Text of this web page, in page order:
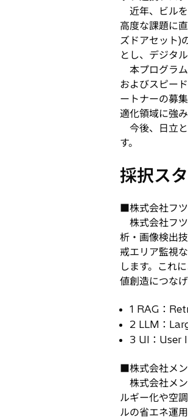
タ
で
開
く
近年、ビルを
高度な課題に
ズドアセット)
とし、デジタ
本プログラ
およびスピー
ートナーの募
適化領域に強
今後、日立と
す。
採択ス
■株式会社フ
株式会社フ
析・画像検出
戒エリア監視
します。これ
値創造につなげ
1 RAG：
2 LLM：
3 UI：User
■株式会社メ
株式会社メ
ルギー化や空
ルの省エネ運